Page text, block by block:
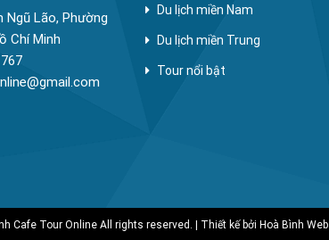
Ngũ Lão, Phường
Chí Minh
Du lịch miền Nam
Du lịch miền Trung
Tour nổi bật
Cafe Tour Online All rights reserved. | Thiết kế bởi Hoà Bình Web